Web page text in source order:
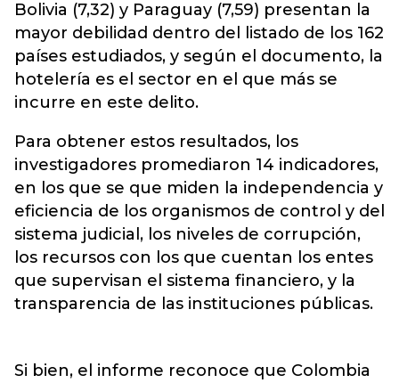
Bolivia (7,32) y Paraguay (7,59) presentan la
mayor debilidad dentro del listado de los 162
países estudiados, y según el documento, la
hotelería es el sector en el que más se
incurre en este delito.
Para obtener estos resultados, los
investigadores promediaron 14 indicadores,
en los que se que miden la independencia y
eficiencia de los organismos de control y del
sistema judicial, los niveles de corrupción,
los recursos con los que cuentan los entes
que supervisan el sistema financiero, y la
transparencia de las instituciones públicas.
Si bien, el informe reconoce que Colombia